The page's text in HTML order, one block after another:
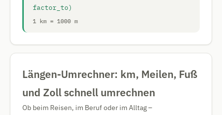
factor_to)
1 km = 1000 m
Längen-Umrechner: km, Meilen, Fuß
und Zoll schnell umrechnen
Ob beim Reisen, im Beruf oder im Alltag –